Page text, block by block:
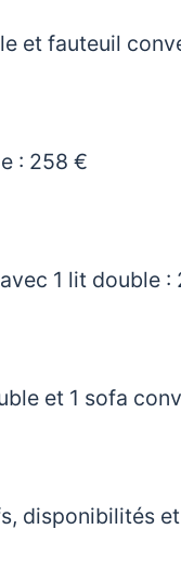
et fauteuil
: 258 €
1 lit double :
et 1 sofa
disponibilités